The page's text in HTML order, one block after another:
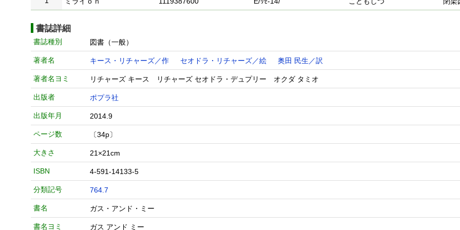
書誌詳細
書誌種別 図書（一般）
著者名 キース・リチャーズ／作 セオドラ・リチャーズ／絵 奥田 民生／訳
著者名ヨミ リチャーズ キース リチャーズ セオドラ・デュプリー オクダ タミオ
出版者 ポプラ社
出版年月 2014.9
ページ数 〔34p〕
大きさ 21×21cm
ISBN 4-591-14133-5
分類記号 764.7
書名 ガス・アンド・ミー
書名ヨミ ガス アンド ミー